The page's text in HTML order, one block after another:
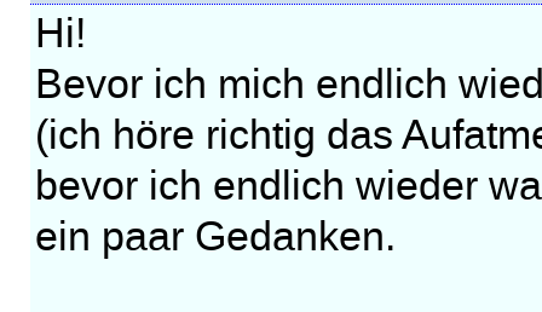
Hi!
Bevor ich mich endlich
(ich höre richtig das
bevor ich endlich wieder
ein paar Gedanken.